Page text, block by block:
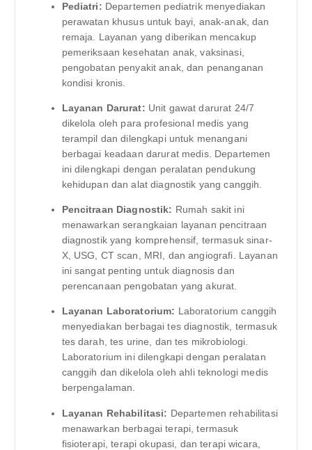
Pediatri: Departemen pediatrik menyediakan
perawatan khusus untuk bayi, anak-anak, dan
remaja. Layanan yang diberikan mencakup
pemeriksaan kesehatan anak, vaksinasi,
pengobatan penyakit anak, dan penanganan
kondisi kronis.
Layanan Darurat: Unit gawat darurat 24/7
dikelola oleh para profesional medis yang
terampil dan dilengkapi untuk menangani
berbagai keadaan darurat medis. Departemen
ini dilengkapi dengan peralatan pendukung
kehidupan dan alat diagnostik yang canggih.
Pencitraan Diagnostik: Rumah sakit ini
menawarkan serangkaian layanan pencitraan
diagnostik yang komprehensif, termasuk sinar-
X, USG, CT scan, MRI, dan angiografi. Layanan
ini sangat penting untuk diagnosis dan
perencanaan pengobatan yang akurat.
Layanan Laboratorium: Laboratorium canggih
menyediakan berbagai tes diagnostik, termasuk
tes darah, tes urine, dan tes mikrobiologi.
Laboratorium ini dilengkapi dengan peralatan
canggih dan dikelola oleh ahli teknologi medis
berpengalaman.
Layanan Rehabilitasi: Departemen rehabilitasi
menawarkan berbagai terapi, termasuk
fisioterapi, terapi okupasi, dan terapi wicara,